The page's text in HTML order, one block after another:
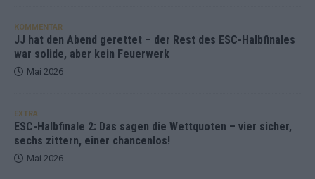
KOMMENTAR
JJ hat den Abend gerettet – der Rest des ESC-Halbfinales
war solide, aber kein Feuerwerk
Mai 2026
EXTRA
ESC-Halbfinale 2: Das sagen die Wettquoten – vier sicher,
sechs zittern, einer chancenlos!
Mai 2026